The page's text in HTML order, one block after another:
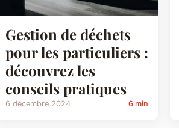
Gestion de déchets
pour les particuliers :
découvrez les
conseils pratiques
6 décembre 2024 6 min